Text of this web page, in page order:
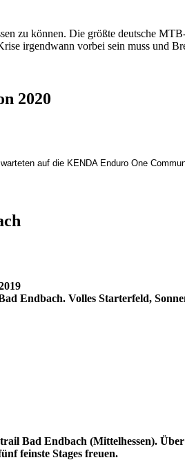
zu können. Die größte deutsche
irgendwann vorbei sein muss und
2020
auf die KENDA Enduro One
Endbach. Volles Starterfeld,
Bad Endbach (Mittelhessen).
feinste Stages freuen.